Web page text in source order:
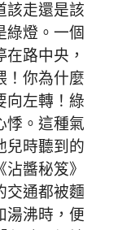
該走還是該
綠燈。一個
路中央，
！你為什麼
向左轉！綠
悸。這種氣
兒時聽到的
醬秘笈》
交通都被麵
湯沸時，便